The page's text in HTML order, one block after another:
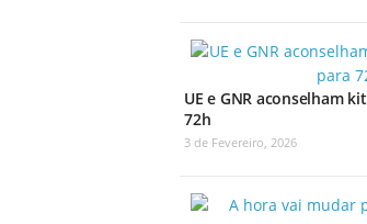
UE e GNR aconselham
72h
3 de Fevereiro, 2026